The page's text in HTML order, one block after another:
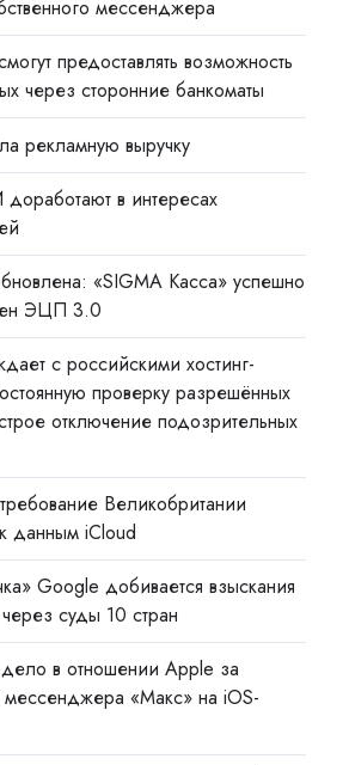
мессенджера
предоставлять возможность
через сторонние банкоматы
рекламную выручку
в интересах
«SIGMA Касса» успешно
ЭЦП 3.0
с российскими хостинг-
проверку разрешённых
отключение подозрительных
Великобритании
данным iCloud
Google добивается взыскания
суды 10 стран
в отношении Apple за
мессенджера «Макс» на iOS-